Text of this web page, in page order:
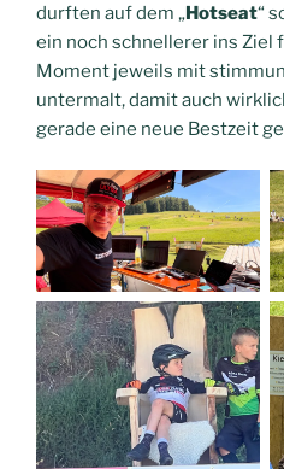
durften auf dem „Hotseat“
ein noch schnellerer ins Ziel
Moment jeweils mit
untermalt, damit auch
gerade eine neue Bestzeit